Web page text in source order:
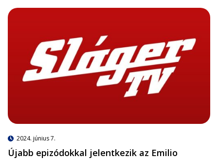
2024. június 7.
Újabb epizódokkal jelentkezik az Emilio